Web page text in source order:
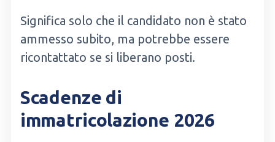
Significa solo che il candidato non è stato
ammesso subito, ma potrebbe essere
ricontattato se si liberano posti.
Scadenze di
immatricolazione 2026